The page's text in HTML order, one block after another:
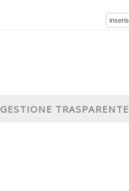
GESTIONE TRASPARENTE